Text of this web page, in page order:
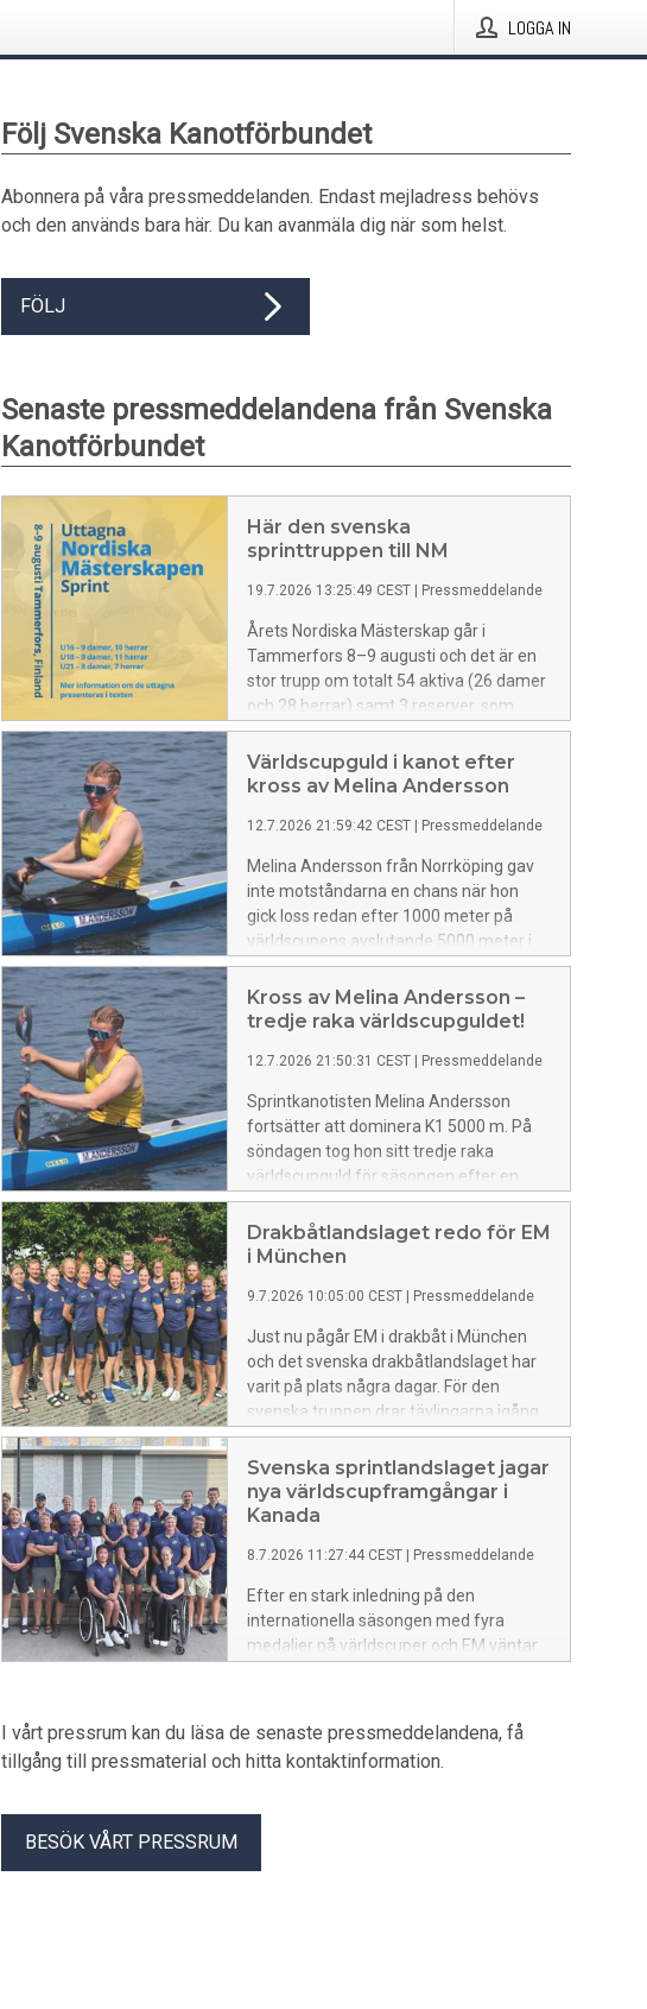
LOGGA IN
Följ Svenska Kanotförbundet
Abonnera på våra pressmeddelanden. Endast mejladress behövs
och den används bara här. Du kan avanmäla dig när som helst.
FÖLJ
Senaste pressmeddelandena från Svenska
Kanotförbundet
Här den svenska
sprinttruppen till NM
19.7.2026 13:25:49 CEST Pressmeddelande
Årets Nordiska Mästerskap går i
Tammerfors 8–9 augusti och det är en
stor trupp om totalt 54 aktiva (26 damer
och 28 herrar) samt 3 reserver, som
blivit uttagna att representeras Sverige i
U16, U18 och U21.
Världscupguld i kanot efter
kross av Melina Andersson
12.7.2026 21:59:42 CEST Pressmeddelande
Melina Andersson från Norrköping gav
inte motståndarna en chans när hon
gick loss redan efter 1000 meter på
världscupens avslutande 5000 meter i
Montreal, Kanada.
Kross av Melina Andersson –
tredje raka världscupguldet!
12.7.2026 21:50:31 CEST Pressmeddelande
Sprintkanotisten Melina Andersson
fortsätter att dominera K1 5000 m. På
söndagen tog hon sitt tredje raka
världscupguld för säsongen efter en
utklassning i Montreal, Kanada.
Drakbåtlandslaget redo för EM
i München
9.7.2026 10:05:00 CEST Pressmeddelande
Just nu pågår EM i drakbåt i München
och det svenska drakbåtlandslaget har
varit på plats några dagar. För den
svenska truppen drar tävlingarna igång
10 juli med 200 m Mix och
förbundskaptenerna är förväntansfulla.
Svenska sprintlandslaget jagar
nya världscupframgångar i
Kanada
8.7.2026 11:27:44 CEST Pressmeddelande
Efter en stark inledning på den
internationella säsongen med fyra
medaljer på världscuper och EM väntar
sprintkanot i Montreal, Kanada, där den
svenska truppen fortsätter jakten på
medaljer och viktiga rankingpoäng mot
I vårt pressrum kan du läsa de senaste pressmeddelandena, få
tillgång till pressmaterial och hitta kontaktinformation.
BESÖK VÅRT PRESSRUM